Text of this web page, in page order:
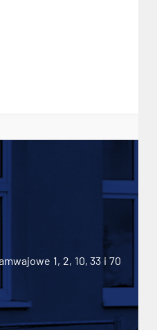
1, 2, 10, 33 i 70